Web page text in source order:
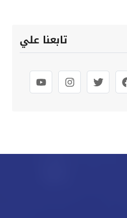
تابعنا علي